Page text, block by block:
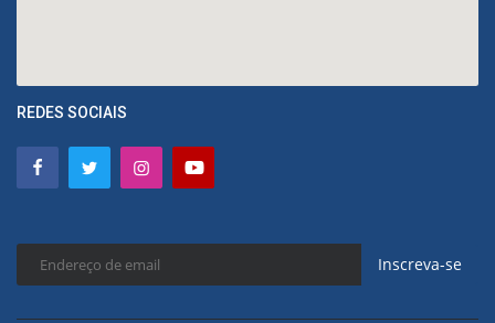
REDES SOCIAIS
Inscreva-se